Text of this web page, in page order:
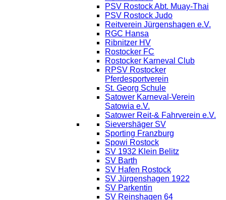
PSV Rostock Abt. Muay-Thai
PSV Rostock Judo
Reitverein Jürgenshagen e.V.
RGC Hansa
Ribnitzer HV
Rostocker FC
Rostocker Karneval Club
RPSV Rostocker
Pferdesportverein
St. Georg Schule
Satower Karneval-Verein
Satowia e.V.
Satower Reit-& Fahrverein e.V.
Sievershäger SV
Sporting Franzburg
Spowi Rostock
SV 1932 Klein Belitz
SV Barth
SV Hafen Rostock
SV Jürgenshagen 1922
SV Parkentin
SV Reinshagen 64